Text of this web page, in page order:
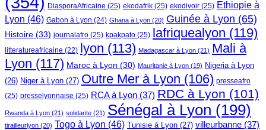
DiasporaAfricaine (25) ekodafrik (25) ekodivoir (25) Ethiopie à
Lyon (46) Gabon à Lyon (24) Ghana à Lyon (20) Guinée à Lyon (65)
Histoire (33) journalafro (25) kpakpato (25) lafriquealyon (119)
litteratureafricaine (22) lyon (113) Madagascar à Lyon (21) Mali à
Lyon (117) Maroc à Lyon (30) Mauritanie à Lyon (19) Nigeria à Lyon
(26) Niger à Lyon (27) Outre Mer à Lyon (106) presseafro
(25) presselyonnaise (25) RCA à Lyon (37) RDC à Lyon (101)
Rwanda à Lyon (21) solidarite (21) Sénégal à Lyon (199)
tirailleurlyon (20) Togo à Lyon (46) Tunisie à Lyon (27) villeurbanne (37)